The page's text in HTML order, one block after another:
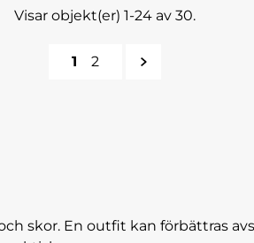
Visar objekt(er) 1-24 av 30.
1 2
skor. En outfit kan förbättras